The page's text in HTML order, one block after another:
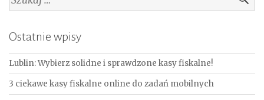
Ostatnie wpisy
Lublin: Wybierz solidne i sprawdzone kasy fiskalne!
3 ciekawe kasy fiskalne online do zadań mobilnych